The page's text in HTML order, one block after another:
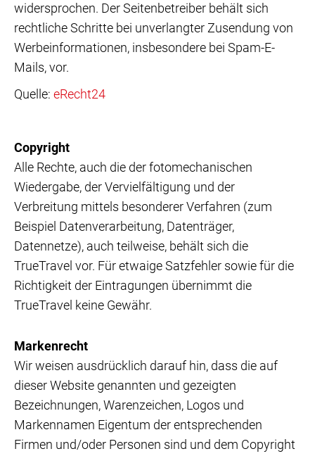
widersprochen. Der Seitenbetreiber behält sich
rechtliche Schritte bei unverlangter Zusendung von
Werbeinformationen, insbesondere bei Spam-E-
Mails, vor.
Quelle: eRecht24
Copyright
Alle Rechte, auch die der fotomechanischen
Wiedergabe, der Vervielfältigung und der
Verbreitung mittels besonderer Verfahren (zum
Beispiel Datenverarbeitung, Datenträger,
Datennetze), auch teilweise, behält sich die
TrueTravel vor. Für etwaige Satzfehler sowie für die
Richtigkeit der Eintragungen übernimmt die
TrueTravel keine Gewähr.
Markenrecht
Wir weisen ausdrücklich darauf hin, dass die auf
dieser Website genannten und gezeigten
Bezeichnungen, Warenzeichen, Logos und
Markennamen Eigentum der entsprechenden
Firmen und/oder Personen sind und dem Copyright